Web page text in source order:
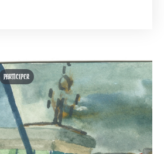
PARTICIPER